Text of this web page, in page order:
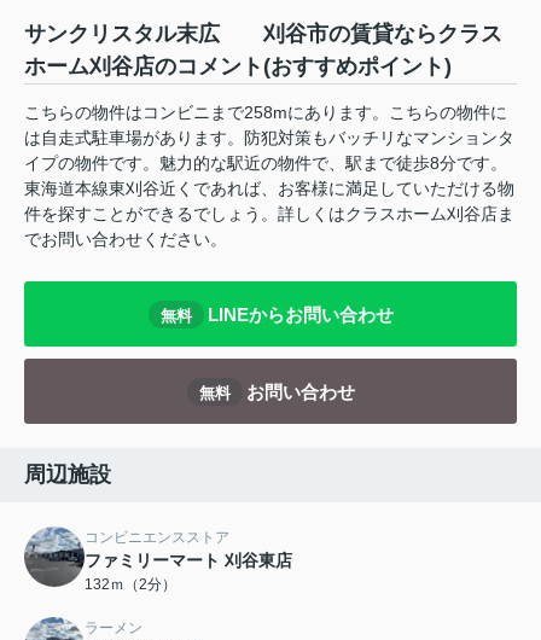
サンクリスタル末広 刈谷市の賃貸ならクラス
ホーム刈谷店のコメント(おすすめポイント)
こちらの物件はコンビニまで258mにあります。こちらの物件に
は自走式駐車場があります。防犯対策もバッチリなマンションタ
イプの物件です。魅力的な駅近の物件で、駅まで徒歩8分です。
東海道本線東刈谷近くであれば、お客様に満足していただける物
件を探すことができるでしょう。詳しくはクラスホーム刈谷店ま
でお問い合わせください。
無料 LINEからお問い合わせ
無料 お問い合わせ
周辺施設
コンビニエンスストア
ファミリーマート 刈谷東店
132ｍ（2分）
ラーメン